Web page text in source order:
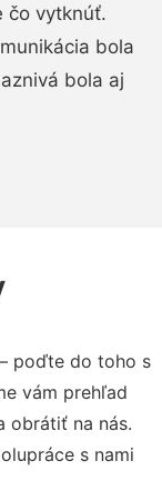
čo vytknúť.
bola
bola aj
– poďte do toho s
vám prehľad
obrátiť na nás.
s nami